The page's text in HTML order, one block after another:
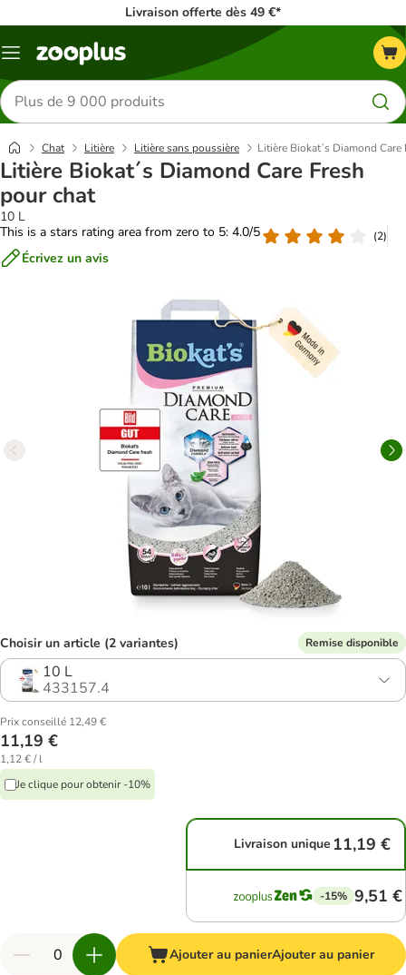
Livraison offerte dès 49 €*
Menu
Rechercher
des
produits
Chat Litière Litière sans poussière Litière Biokat´s Diamond
Litière Biokat´s Diamond Care Fresh
pour chat
10 L
This is a stars rating area from zero to 5: 4.0/5
(2)
Écrivez un avis
Choisir un article (2 variantes) Remise disponible
10 L
433157.4
Prix conseillé 12,49 €
11,19 €
1,12 € / l
Je clique pour obtenir -10%
Livraison unique 11,19 €
-15% 9,51 €
Ajouter au panierAjouter au panier